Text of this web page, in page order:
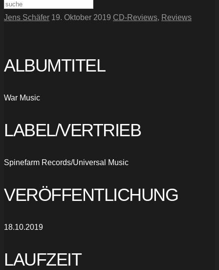
Jens Schäfer 19. Oktober 2019 CD-Reviews, Reviews
ALBUMTITEL
War Music
LABEL/VERTRIEB
Spinefarm Records/Universal Music
VERÖFFENTLICHUNG
18.10.2019
LAUFZEIT